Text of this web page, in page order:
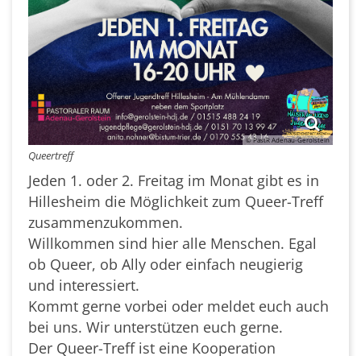
© PastR Adenau-Gerolstein
Queertreff
Jeden 1. oder 2. Freitag im Monat gibt es in
Hillesheim die Möglichkeit zum Queer-Treff
zusammenzukommen.
Willkommen sind hier alle Menschen. Egal
ob Queer, ob Ally oder einfach neugierig
und interessiert.
Kommt gerne vorbei oder meldet euch auch
bei uns. Wir unterstützen euch gerne.
Der Queer-Treff ist eine Kooperation